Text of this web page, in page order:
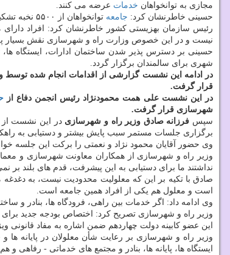
مجازی به توانخواهان خدمات عرضه می کنند.
حسینی خاطرنشان کرد: جامعه توانخواهان از ۵۵۰۰ نخبه تشکیل شده است.
رئیس سازمان بهزیستی کشور خاطرنشان کرد: افراد
نیست و در این خصوص وزارت راه و شهرسازی نقش بسیار
حسینی بر دسترس پذیر شدن ساختمان ادارات، ایستگاه
شهری برای سالمندان برگزار گردد.
در ادامه این نشست گزارشی از اقدامات انجام شده توسط
قرار گرفت.
در این نشست علی همت محمودنژاد رئیس انجمن دفاع از
شهرسازی قرار گرفت.
سپس فرزانه صادق وزیر راه و شهرسازی
برگزاری جلسات مستمر سبب پایش بیشتر و دستیابی به
وی حضور آقایان محمود نژاد و نعمتی را برکت این جلسه
وزیر راه و شهرسازی از همکاران معاونت شهرسازی و
نداشتند ما برای دستیابی به این پیشرفت، قدم های بلند بر
صادق با تکیه بر این که معلولیت محدودیت نیست، به
است و معلول هم یکی از افراد همین جامعه است.
وی ادامه داد: اگر خدمات بین راهی، فرودگاه ها، بنادر و
وزیر راه و شهرسازی تصریح کرد: اختصاص بودجه جدید
این عضو کابینه دولت چهاردهم ضمن اشاره به مفاد
وزیر راه و شهرسازی بر رعایت شأن معلولان در پایانه
ایستگاه ها، پایانه ها، بنادر و مجتمع های خدماتی - رفاهی و